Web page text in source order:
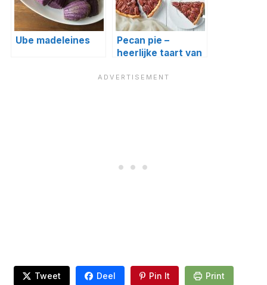
Ube madeleines
Pecan pie –
heerlijke taart van
Tweet Deel Pin It Print